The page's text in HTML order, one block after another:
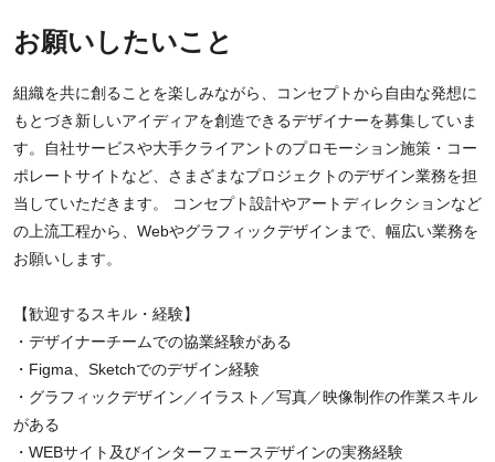
お願いしたいこと
組織を共に創ることを楽しみながら、コンセプトから自由な発想に
もとづき新しいアイディアを創造できるデザイナーを募集していま
す。自社サービスや大手クライアントのプロモーション施策・コー
ポレートサイトなど、さまざまなプロジェクトのデザイン業務を担
当していただきます。 コンセプト設計やアートディレクションなど
の上流工程から、Webやグラフィックデザインまで、幅広い業務を
お願いします。
【歓迎するスキル・経験】
・デザイナーチームでの協業経験がある
・Figma、Sketchでのデザイン経験
・グラフィックデザイン／イラスト／写真／映像制作の作業スキル
がある
・WEBサイト及びインターフェースデザインの実務経験